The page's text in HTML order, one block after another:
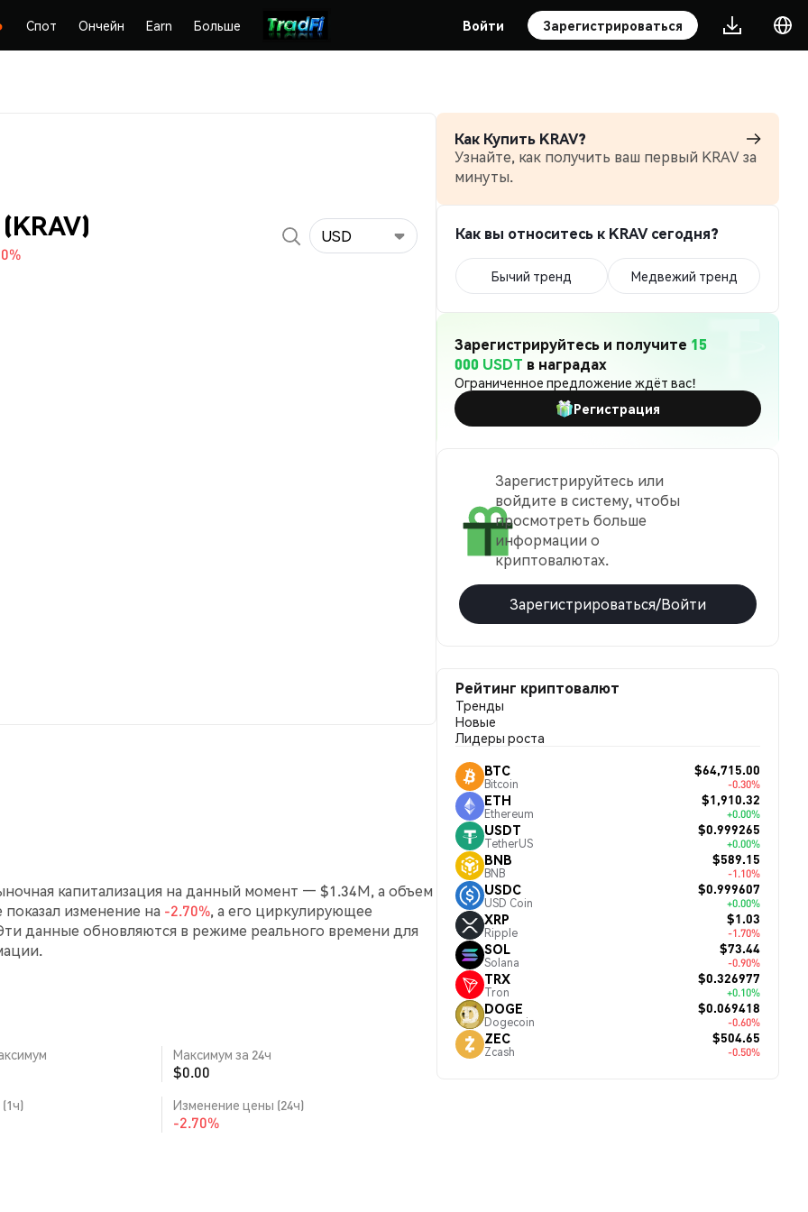
Спот Ончейн Earn Больше Войти Зарегистрироваться
USD
капитализация на данный момент — $1.34M, а объем
показал изменение на -2.70%, а его циркулирующее
данные обновляются в режиме реального времени для
Максимум за 24ч
$0.00
Изменение цены (24ч)
-2.70%
Как Купить KRAV?
Узнайте, как получить ваш первый KRAV за
минуты.
Как вы относитесь к KRAV сегодня?
Бычий тренд Медвежий тренд
Зарегистрируйтесь и получите 15
000 USDT в наградах
Ограниченное предложение ждёт вас!
Регистрация
Зарегистрируйтесь или
войдите в систему, чтобы
просмотреть больше
информации о
криптовалютах.
Зарегистрироваться/Войти
Рейтинг криптовалют
Тренды
Новые
Лидеры роста
BTC
Bitcoin
$64,715.00
-0.30%
ETH
Ethereum
$1,910.32
+0.00%
USDT
TetherUS
$0.999265
+0.00%
BNB
BNB
$589.15
-1.10%
USDC
USD Coin
$0.999607
+0.00%
XRP
Ripple
$1.03
-1.70%
SOL
Solana
$73.44
-0.90%
TRX
Tron
$0.326977
+0.10%
DOGE
Dogecoin
$0.069418
-0.60%
ZEC
Zcash
$504.65
-0.50%